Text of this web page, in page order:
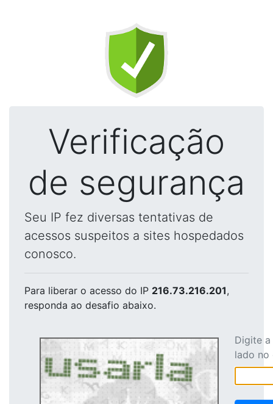
Verificação
de segurança
Seu IP fez diversas tentativas de
acessos suspeitos a sites hospedados
conosco.
Para liberar o acesso do IP 216.73.216.201,
responda ao desafio abaixo.
Digite
lado no